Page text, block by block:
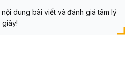
dung bài viết và đánh giá tâm lý
giây!